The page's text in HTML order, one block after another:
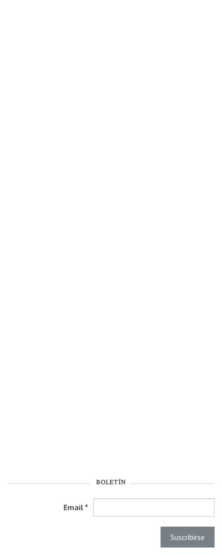
BOLETÍN
Email *